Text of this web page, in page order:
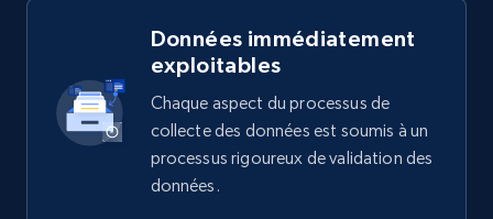
Données immédiatement
exploitables
Chaque aspect du processus de
collecte des données est soumis à un
processus rigoureux de validation des
données.